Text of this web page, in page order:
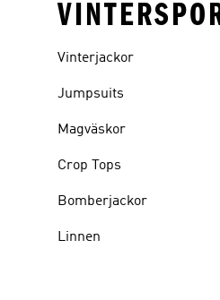
Vinterjackor
Jumpsuits
Magväskor
Crop Tops
Bomberjackor
Linnen